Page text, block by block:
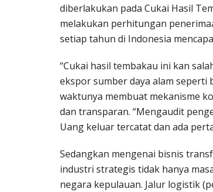
diberlakukan pada Cukai Hasil
melakukan perhitungan
setiap tahun di Indonesia
“Cukai hasil tembakau ini kan
ekspor sumber daya alam seperti
waktunya membuat mekanisme
dan transparan. “Mengaudit
Uang keluar tercatat dan ada
Sedangkan mengenai bisnis
industri strategis tidak hanya
negara kepulauan. Jalur logistik